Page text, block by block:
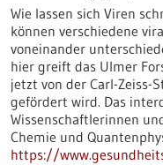
Wie lassen sich Viren
können verschiedene
voneinander
hier greift das Ulmer
jetzt von der Carl-
gefördert wird. Das
Wissenschaftlerinnen
Chemie und
https://